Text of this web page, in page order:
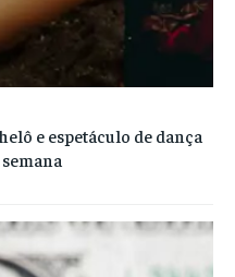
e espetáculo de dança